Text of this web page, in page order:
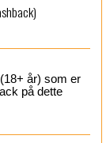
år) som er
på dette